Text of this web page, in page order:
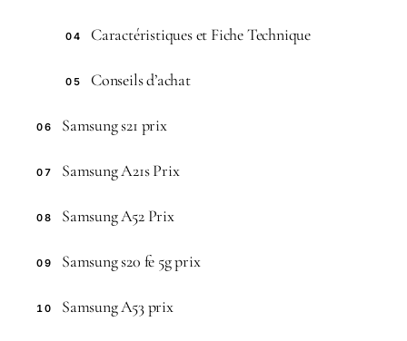
04 Caractéristiques et Fiche Technique
05 Conseils d’achat
06 Samsung s21 prix
07 Samsung A21s Prix
08 Samsung A52 Prix
09 Samsung s20 fe 5g prix
10 Samsung A53 prix